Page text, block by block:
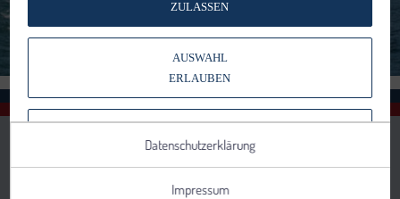
ZULASSEN
AUSWAHL
ERLAUBEN
VERWENDEN
Datenschutzerklärung
Impressum